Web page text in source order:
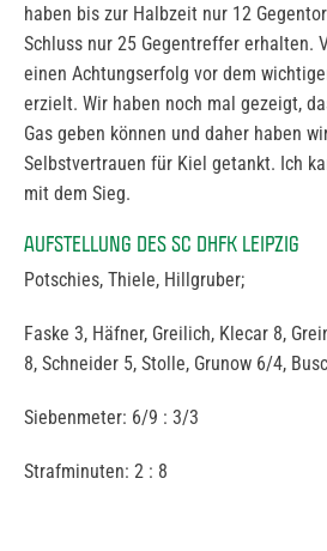
haben bis zur Halbzeit nur 12
Schluss nur 25 Gegentreffer erhalten.
einen Achtungserfolg vor dem
erzielt. Wir haben noch mal gezeigt,
Gas geben können und daher haben
Selbstvertrauen für Kiel getankt. Ich
mit dem Sieg.
AUFSTELLUNG DES SC DHFK LEIPZIG
Potschies, Thiele, Hillgruber;
Faske 3, Häfner, Greilich, Klecar 8,
8, Schneider 5, Stolle, Grunow 6/4,
Siebenmeter: 6/9 : 3/3
Strafminuten: 2 : 8